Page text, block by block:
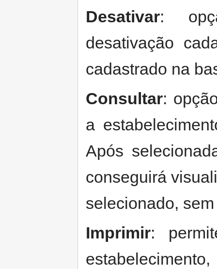
Desativar:
desativação
cadastrado na
Consultar:
a
Após
conseguirá
selecionado,
Imprimir: